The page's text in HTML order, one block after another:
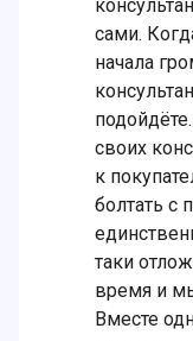
сами.
начала
своих
к
болтать с
таки
время и
Вместе